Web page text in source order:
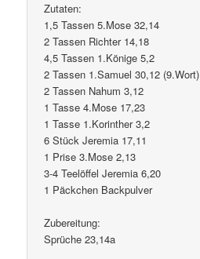
Zutaten:
1,5 Tassen 5.Mose 32,14
2 Tassen Richter 14,18
4,5 Tassen 1.Könige 5,2
2 Tassen 1.Samuel 30,12 (9.Wort)
2 Tassen Nahum 3,12
1 Tasse 4.Mose 17,23
1 Tasse 1.Korinther 3,2
6 Stück Jeremia 17,11
1 Prise 3.Mose 2,13
3-4 Teelöffel Jeremia 6,20
1 Päckchen Backpulver
Zubereitung:
Sprüche 23,14a